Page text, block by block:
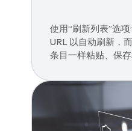
使用“刷新列表”选
URL 以自动刷新，
条目一样粘贴、保存